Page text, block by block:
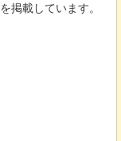
掲載しています。